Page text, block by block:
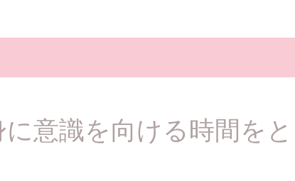
意識を向ける時間をと